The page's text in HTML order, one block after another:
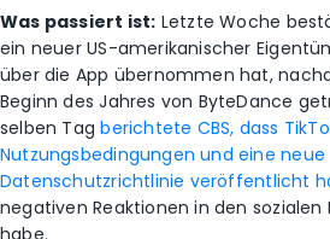
Was passiert ist: Letzte Woche
ein neuer US-amerikanischer
über die App übernommen hat,
Beginn des Jahres von ByteDance
selben Tagberichtete CBS, dass
Nutzungsbedingungen und eine neue
Datenschutzrichtlinie veröffentlicht
negativen Reaktionen in den